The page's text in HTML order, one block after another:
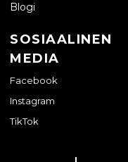
Blogi
SOSIAALINEN
MEDIA
Facebook
Instagram
TikTok